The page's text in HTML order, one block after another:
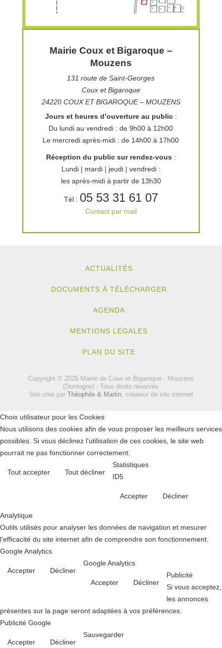
Procédure de reprise des concessions
Mairie Coux et Bigaroque –
Mouzens
131 route de Saint-Georges
Coux et Bigaroque
24220 COUX ET BIGAROQUE – MOUZENS
Jours et heures d’ouverture au public:
Du lundi au vendredi : de 9h00 à 12h00
Le mercredi après-midi : de 14h00 à 17h00
Réception du public sur rendez-vous :
Lundi | mardi | jeudi | vendredi :
les après-midi à partir de 13h30
Tél : 05 53 31 61 07
Contact par mail
ACTUALITÉS
DOCUMENTS À TÉLÉCHARGER
AGENDA
MENTIONS LÉGALES
PLAN DU SITE
Copyright © 2026 Mairie de Coux et Bigaroque - Mouzens
(Dordogne) - Tous droits réservés
Site créé par Théophile & Martin, créateur de site internet
Choix utilisateur pour les Cookies
Nous utilisons des cookies afin de vous proposer les meilleurs services
possibles. Si vous déclinez l'utilisation de ces cookies, le site web
pourrait ne pas fonctionner correctement.
Tout accepter Tout décliner
Statistiques
ID5
Accepter Décliner
Analytique
Outils utilisés pour analyser les données de navigation et mesurer
l'efficacité du site internet afin de comprendre son fonctionnement.
Google Analytics
Accepter Décliner
Google Analytics
Accepter Décliner
Publicité
Si vous acceptez,
les annonces
présentes sur la page seront adaptées à vos préférences.
Publicité Google
Accepter Décliner
Sauvegarder